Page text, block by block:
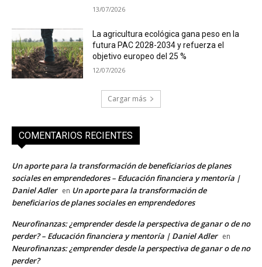
13/07/2026
La agricultura ecológica gana peso en la
futura PAC 2028-2034 y refuerza el
objetivo europeo del 25 %
12/07/2026
Cargar más
COMENTARIOS RECIENTES
Un aporte para la transformación de beneficiarios de planes
sociales en emprendedores – Educación financiera y mentoría |
Daniel Adler en Un aporte para la transformación de
beneficiarios de planes sociales en emprendedores
Neurofinanzas: ¿emprender desde la perspectiva de ganar o de no
perder? – Educación financiera y mentoría | Daniel Adler en
Neurofinanzas: ¿emprender desde la perspectiva de ganar o de no
perder?